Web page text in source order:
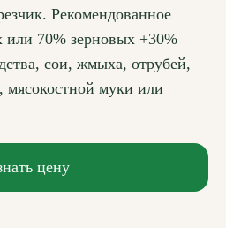
Рекомендованное
или 70% зерновых +30%
сои, жмыха, отрубей,
мясокостной муки или
цену